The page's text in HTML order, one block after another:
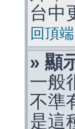
台中
回頂端
» 顯
一般
不準
是這